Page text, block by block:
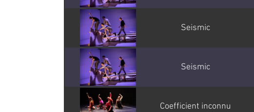
Seismic
Seismic
Coefficient inconnu